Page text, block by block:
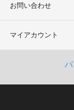
お問い合わせ
マイアカウント